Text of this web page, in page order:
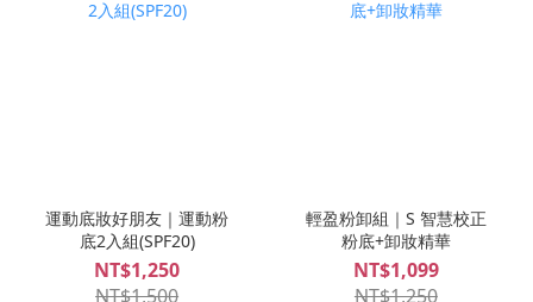
運動底妝好朋友｜運動粉
底2入組(SPF20)
NT$1,250
NT$1,500
輕盈粉卸組｜S 智慧校正
粉底+卸妝精華
NT$1,099
NT$1,250